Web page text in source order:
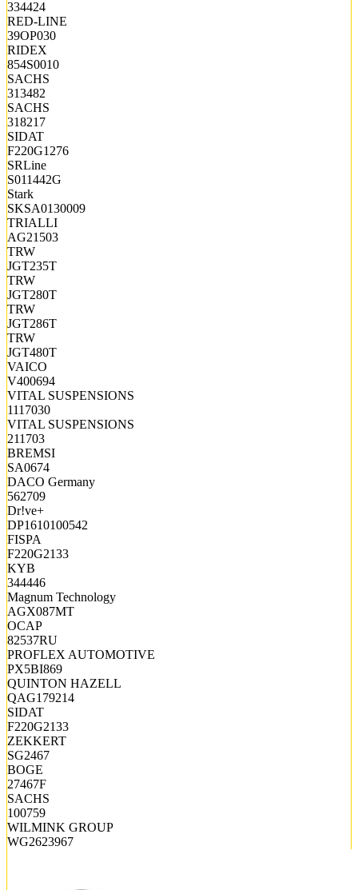
334424
RED-LINE
39OP030
RIDEX
854S0010
SACHS
313482
SACHS
318217
SIDAT
F220G1276
SRLine
S011442G
Stark
SKSA0130009
TRIALLI
AG21503
TRW
JGT235T
TRW
JGT280T
TRW
JGT286T
TRW
JGT480T
VAICO
V400694
VITAL SUSPENSIONS
1117030
VITAL SUSPENSIONS
211703
BREMSI
SA0674
DACO Germany
562709
Dr!ve+
DP1610100542
FISPA
F220G2133
KYB
344446
Magnum Technology
AGX087MT
OCAP
82537RU
PROFLEX AUTOMOTIVE
PX5BI869
QUINTON HAZELL
QAG179214
SIDAT
F220G2133
ZEKKERT
SG2467
BOGE
27467F
SACHS
100759
WILMINK GROUP
WG2623967